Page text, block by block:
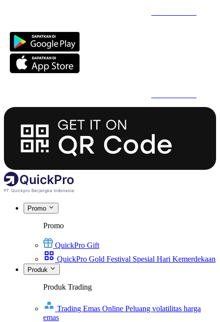
Promo
Promo
QuickPro Gift
QuickPro Gold Festival Spesial Hari Kemerdekaan
Produk
Produk Trading
Trading Emas Online Peluang volatilitas harga
emas